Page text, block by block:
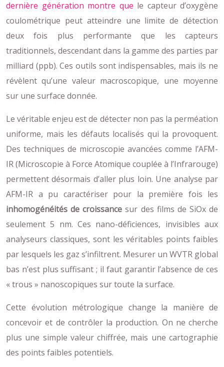
dernière génération montre que le capteur d’oxygène
coulométrique peut atteindre une limite de détection
deux fois plus performante que les capteurs
traditionnels, descendant dans la gamme des parties par
milliard (ppb). Ces outils sont indispensables, mais ils ne
révèlent qu’une valeur macroscopique, une moyenne
sur une surface donnée.
Le véritable enjeu est de détecter non pas la perméation
uniforme, mais les défauts localisés qui la provoquent.
Des techniques de microscopie avancées comme l’AFM-
IR (Microscopie à Force Atomique couplée à l’Infrarouge)
permettent désormais d’aller plus loin. Une analyse par
AFM-IR a pu caractériser pour la première fois les
inhomogénéités de croissance sur des films de SiOx de
seulement 5 nm. Ces nano-déficiences, invisibles aux
analyseurs classiques, sont les véritables points faibles
par lesquels les gaz s’infiltrent. Mesurer un WVTR global
bas n’est plus suffisant ; il faut garantir l’absence de ces
« trous » nanoscopiques sur toute la surface.
Cette évolution métrologique change la manière de
concevoir et de contrôler la production. On ne cherche
plus une simple valeur chiffrée, mais une cartographie
des points faibles potentiels.